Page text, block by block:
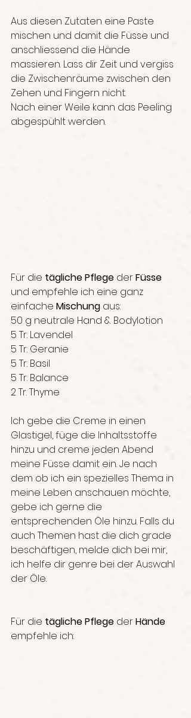
Aus diesen Zutaten eine Paste
mischen und damit die Füsse und
anschliessend die Hände
massieren. Lass dir Zeit und vergiss
die Zwischenräume zwischen den
Zehen und Fingern nicht.
Nach einer Weile kann das Peeling
abgespühlt werden.
Für die tägliche Pflege der Füsse
und empfehle ich eine ganz
einfache Mischung aus:
50 g neutrale Hand & Bodylotion
5 Tr. Lavendel
5 Tr. Geranie
5 Tr. Basil
5 Tr. Balance
2 Tr. Thyme
Ich gebe die Creme in einen
Glastigel, füge die Inhaltsstoffe
hinzu und creme jeden Abend
meine Füsse damit ein. Je nach
dem ob ich ein spezielles Thema in
meine Leben anschauen möchte,
gebe ich gerne die
entsprechenden Öle hinzu. Falls du
auch Themen hast die dich grade
beschäftigen, melde dich bei mir,
ich helfe dir genre bei der Auswahl
der Öle.
Für die tägliche Pflege der Hände
empfehle ich: